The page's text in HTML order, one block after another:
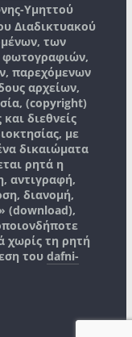
Υμηττού
Διαδικτυακού
των
φωτογραφιών,
παρεχόμενων
αρχείων,
(copyright)
διεθνείς
με
δικαιώματα
ρητά η
αντιγραφή,
διανομή,
(download),
χωρίς τη ρητή
του dafni-